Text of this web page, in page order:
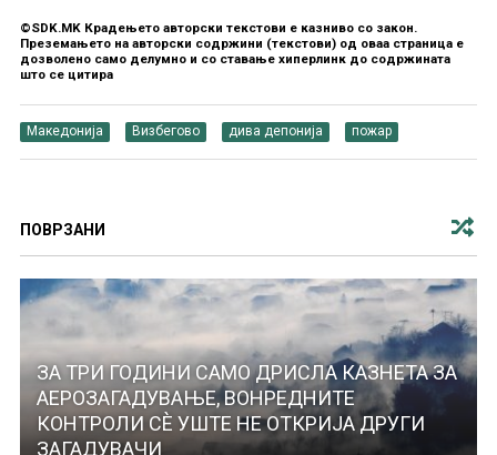
©SDK.MK Крадењето авторски текстови е казниво со закон.
Преземањето на авторски содржини (текстови) од оваа страница е
дозволено само делумно и со ставање хиперлинк до содржината
што се цитира
Македонија Визбегово дива депонија пожар
ПОВРЗАНИ
ЗА ТРИ ГОДИНИ САМО ДРИСЛА КАЗНЕТА ЗА
АЕРОЗАГАДУВАЊЕ, ВОНРЕДНИТЕ
КОНТРОЛИ СЀ УШТЕ НЕ ОТКРИЈА ДРУГИ
ЗАГАДУВАЧИ